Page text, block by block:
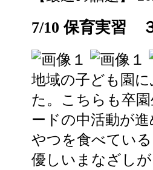
7/10 保育実習
地域の子ども園
た。こちらも卒
ードの中活動が
やつを食べてい
優しいまなざし